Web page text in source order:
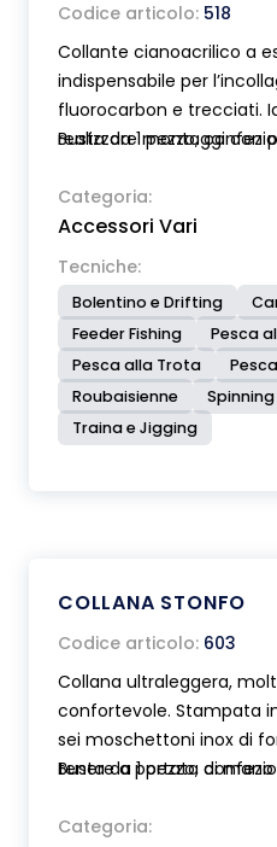
Codice articolo: 518
Collante cianoacrilico a
indispensabile per
fluorocarbon e trecciati.
realizzare montaggi con
mosche artificiali, tube
con dosatore contagocce
Prodotto deperibile da
Contenuto boccetta: 10
Busta da 1 pezzo,
Categoria:
Accessori Vari
Tecniche:
Bolentino e Drifting
Feeder Fishing
Pesca
Pesca alla Trota
Roubaisienne
Spinning
Traina e Jigging
COLLANA STONFO
Codice articolo: 603
Collana ultraleggera,
confortevole. Stampata
sei moschettoni inox di
tenere a portata di mano
Una speciale clip
Busta da 1 pezzo,
Categoria: